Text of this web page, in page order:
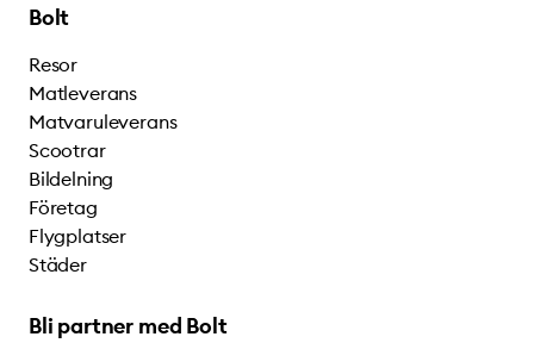
Bolt
Resor
Matleverans
Matvaruleverans
Scootrar
Bildelning
Företag
Flygplatser
Städer
Bli partner med Bolt